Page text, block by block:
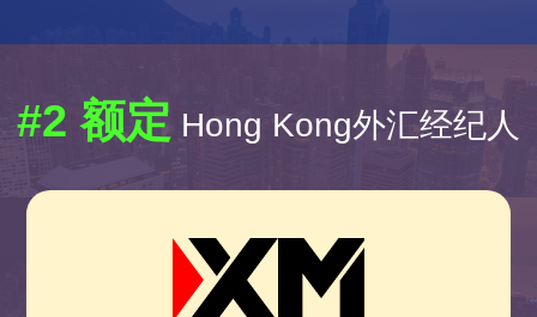
#2 额定 Hong Kong外汇经纪人